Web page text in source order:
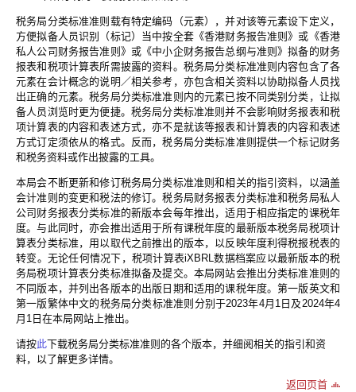
税务局分类标准准则载有特定编码（元素），并对该等元素设下定义，
方便拟备人员识别（标记）当中按全套《香港财务报告准则》或《香港
私人公司财务报告准则》或《中小企财务报告总纲与准则》拟备的财务
报表和税项计算表所需披露的资料。税务局分类标准准则内容包含了各
元素在会计概念的说明／相关参考，亦包含相关资料以协助拟备人员找
出正确的元素。税务局分类标准准则内的元素已按不同类别分类，让拟
备人员浏览时更为便捷。税务局分类标准准则并不会影响财务报表和税
项计算表的内容和表述方式，亦不是就该等报表和计算表的内容和表述
方式订定须依从的格式。反而，税务局分类标准准则提供一个标记财务
和税务资料或作出披露的工具。
本局会不断更新和修订税务局分类标准准则和相关的指引资料，以涵盖
会计准则的变更和税法的修订。税务局财务报表分类标准和税务局私人
公司财务报表分类标准的新版本会每年推出，适用于相应指定的课税年
度。与此同时，亦会推出适用于所有课税年度的最新版本税务局税项计
算表分类标准，用以取代之前推出的版本，以反映年度利得税报税表的
转变。无论任何情况下，税项计算表iXBRL数据档案应以最新版本的税
务局税项计算表分类标准拟备及提交。本局网站会推出分类标准准则的
不同版本，并列出各版本的出版日期和适用的课税年度。第一版英文和
第一版繁体中文的税务局分类标准准则分别于2023年4月1日及2024年4
月1日在本局网站上推出。
请按此下载税务局分类标准准则的各个版本，并细阅相关的指引和资
料，以了解更多详情。
返回页首